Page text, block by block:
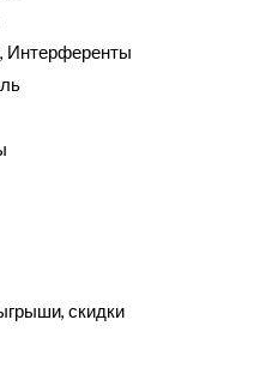
Интерференты
скидки